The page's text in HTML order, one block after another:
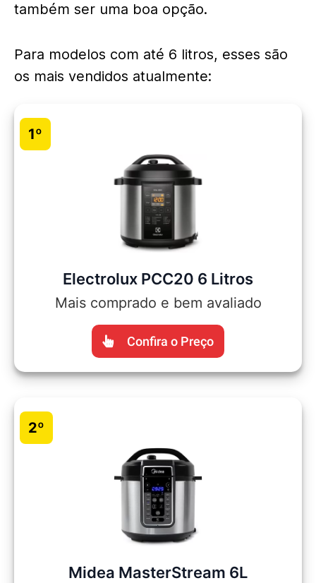
também ser uma boa opção.
Para modelos com até 6 litros, esses são
os mais vendidos atualmente:
1º
Electrolux PCC20 6 Litros
Mais comprado e bem avaliado
Confira o Preço
2º
Midea MasterStream 6L